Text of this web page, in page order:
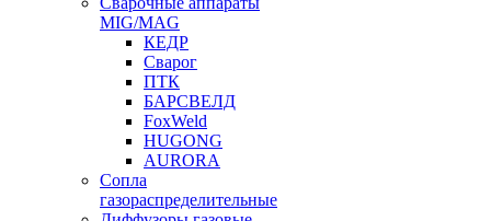
MIG/MAG
КЕДР
Сварог
ПТК
БАРСВЕЛД
FoxWeld
HUGONG
AURORA
Сопла
газораспределительные